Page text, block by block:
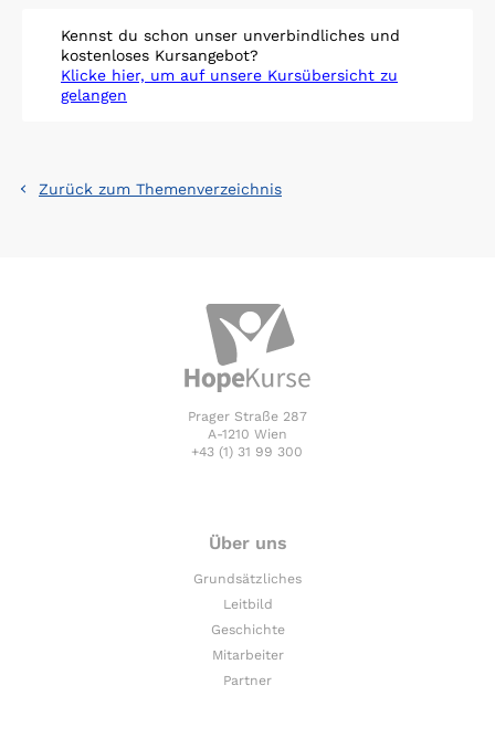
Kennst du schon unser unverbindliches und
kostenloses Kursangebot?
Klicke hier, um auf unsere Kursübersicht zu
gelangen
Zurück zum Themenverzeichnis
Prager Straße 287
A-1210 Wien
+43 (1) 31 99 300
Über uns
Grundsätzliches
Leitbild
Geschichte
Mitarbeiter
Partner